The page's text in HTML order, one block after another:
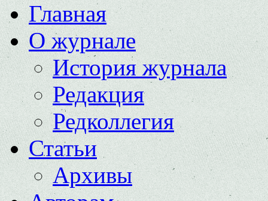
Главная
О журнале
История журнала
Редакция
Редколлегия
Статьи
Архивы